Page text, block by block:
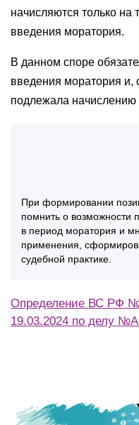
начисляются только на
введения моратория.
В данном споре
введения моратория и,
подлежала
При формировании
помнить о возможности
в период моратория и
применения,
судебной практике.
Определение ВС РФ №
19.03.2024 по делу